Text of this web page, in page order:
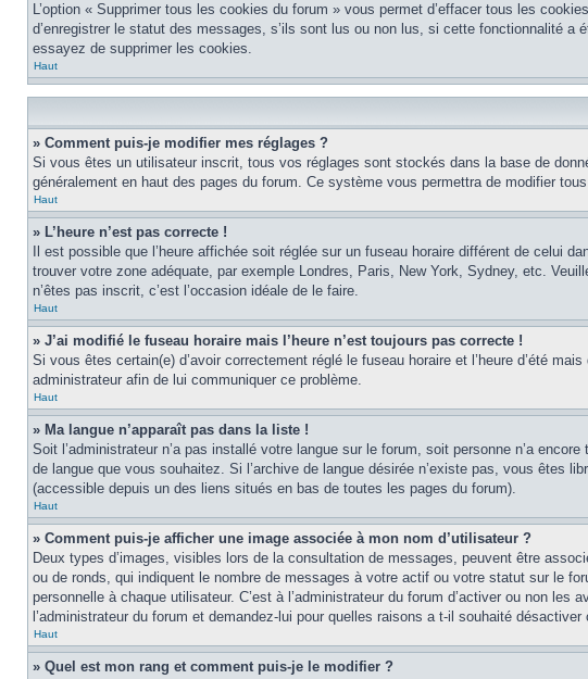
L’option « Supprimer tous les cookies du forum » vous permet d’effacer tous les
d’enregistrer le statut des messages, s’ils sont lus ou non lus, si cette fonctionnalité
essayez de supprimer les cookies.
Haut
» Comment puis-je modifier mes réglages ?
Si vous êtes un utilisateur inscrit, tous vos réglages sont stockés dans la base de
généralement en haut des pages du forum. Ce système vous permettra de modifier
Haut
» L’heure n’est pas correcte !
Il est possible que l’heure affichée soit réglée sur un fuseau horaire différent de celui
trouver votre zone adéquate, par exemple Londres, Paris, New York, Sydney, etc.
n’êtes pas inscrit, c’est l’occasion idéale de le faire.
Haut
» J’ai modifié le fuseau horaire mais l’heure n’est toujours pas correcte !
Si vous êtes certain(e) d’avoir correctement réglé le fuseau horaire et l’heure d’été
administrateur afin de lui communiquer ce problème.
Haut
» Ma langue n’apparaît pas dans la liste !
Soit l’administrateur n’a pas installé votre langue sur le forum, soit personne n’a
de langue que vous souhaitez. Si l’archive de langue désirée n’existe pas, vous êtes
(accessible depuis un des liens situés en bas de toutes les pages du forum).
Haut
» Comment puis-je afficher une image associée à mon nom d’utilisateur ?
Deux types d’images, visibles lors de la consultation de messages, peuvent être
ou de ronds, qui indiquent le nombre de messages à votre actif ou votre statut sur le
personnelle à chaque utilisateur. C’est à l’administrateur du forum d’activer ou non
l’administrateur du forum et demandez-lui pour quelles raisons a t-il souhaité
Haut
» Quel est mon rang et comment puis-je le modifier ?